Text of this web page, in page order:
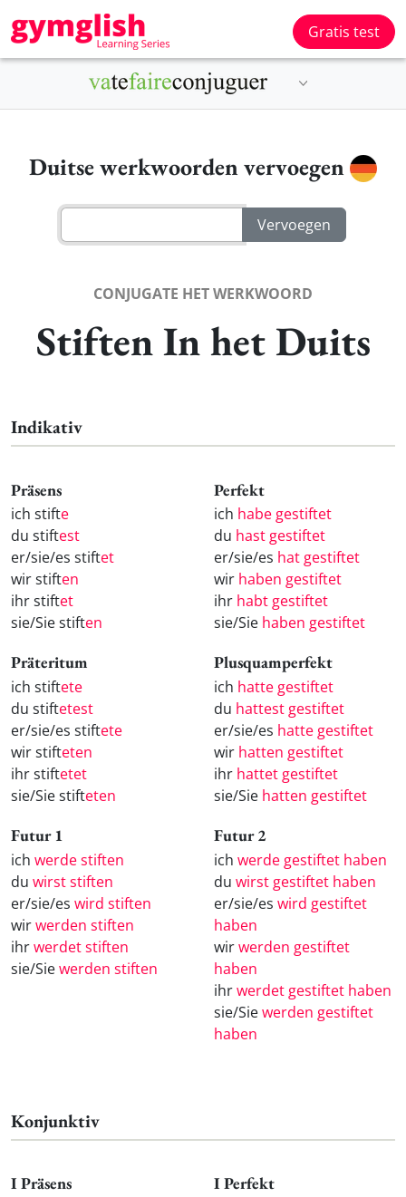
Gratis test
Duitse werkwoorden vervoegen
CONJUGATE HET WERKWOORD
Stiften In het Duits
Indikativ
Präsens
ich stifte
du stiftest
er/sie/es stiftet
wir stiften
ihr stiftet
sie/Sie stiften
Perfekt
ich habe gestiftet
du hast gestiftet
er/sie/es hat gestiftet
wir haben gestiftet
ihr habt gestiftet
sie/Sie haben gestiftet
Präteritum
ich stiftete
du stiftetest
er/sie/es stiftete
wir stifteten
ihr stiftetet
sie/Sie stifteten
Plusquamperfekt
ich hatte gestiftet
du hattest gestiftet
er/sie/es hatte gestiftet
wir hatten gestiftet
ihr hattet gestiftet
sie/Sie hatten gestiftet
Futur 1
ich werde stiften
du wirst stiften
er/sie/es wird stiften
wirwerden stiften
ihrwerdet stiften
sie/Siewerden stiften
Futur 2
ich werde gestiftet haben
du wirst gestiftet haben
er/sie/es wird gestiftet
haben
wirwerden gestiftet
haben
ihrwerdet gestiftet haben
sie/Siewerden gestiftet
haben
Konjunktiv
I Präsens I Perfekt